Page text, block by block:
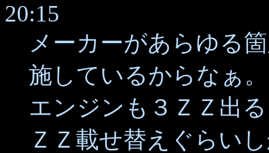
20:15
メーカーがあらゆる
施しているからなぁ。
エンジンも３ＺＺ出
ＺＺ載せ替えぐらい